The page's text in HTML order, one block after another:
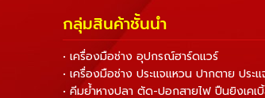
กลุ่มสินค้าชั้นนำ
• เครื่องมือช่าง อุปกรณ์ฮาร์ดแวร์
• เครื่องมือช่าง ประแจแหวน ปากตาย ประ
• คีมย้ำหางปลา ตัด-ปอกสายไฟ ปืนยิงเคเ